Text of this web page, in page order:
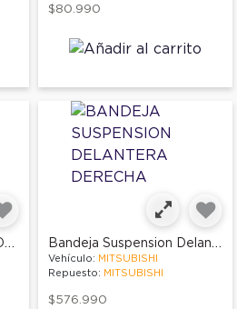
$80.990
Bandeja De Suspension Delantera Derecha Bandeja Suspension Delantera Derecha
Vehículo: MITSUBISHI
Repuesto: MITSUBISHI
$576.990